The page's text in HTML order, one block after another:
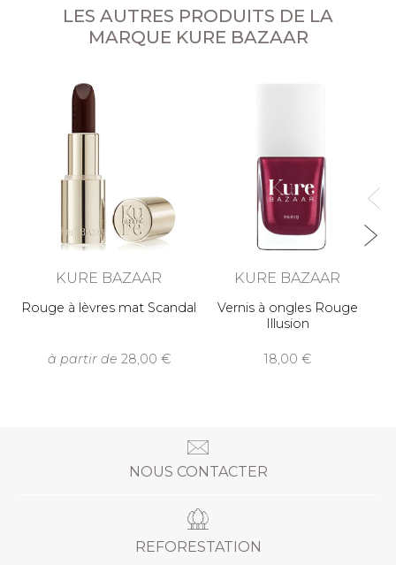
LES AUTRES PRODUITS DE LA
MARQUE KURE BAZAAR
KURE BAZAAR
Rouge à lèvres mat Scandal
à partir de 28,00
KURE BAZAAR
Vernis à ongles Rouge
Illusion
18,00
NOUS CONTACTER
REFORESTATION